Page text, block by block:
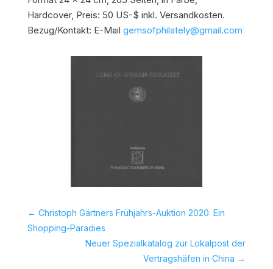
Hardcover, Preis: 50 US-$ inkl. Versandkosten.
Bezug/Kontakt: E-Mail gemsofphilately@gmail.com
← Christoph Gärtners Frühjahrs-Auktion 2020: Ein
Shopping-Paradies
Neuer Spezialkatalog zur Lokalpost der
Vertragshäfen in China →